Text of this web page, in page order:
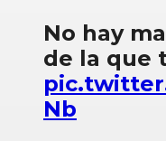
No hay
de la que
Nb